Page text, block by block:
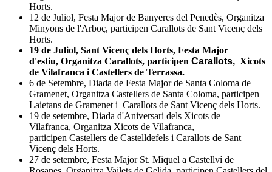
Horts.
12 de Juliol, Festa Major de Banyeres del Penedès, Organitza
Minyons de l'Arboç, participen Carallots de Sant Vicenç dels
Horts.
19 de Juliol, Sant Vicenç dels Horts, Festa Major
d'estiu, Organitza Carallots, participen Carallots, Xicots
de Vilafranca i Castellers de Terrassa.
6 de Setembre, Diada de Festa Major de Santa Coloma de
Gramenet, Organitza Castellers de Santa Coloma, participen
Laietans de Gramenet i Carallots de Sant Vicenç dels Horts.
19 de setembre, Diada d'Aniversari dels Xicots de
Vilafranca, Organitza Xicots de Vilafranca,
participen Castellers de Castelldefels i Carallots de Sant
Vicenç dels Horts.
27 de setembre, Festa Major St. Miquel a Castellví de